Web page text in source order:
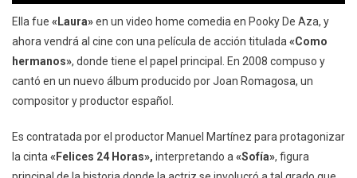
Ella fue «Laura»en un video home comedia en Pooky De Aza, y
ahora vendrá al cine con una película de acción titulada «Como
hermanos», donde tiene el papel principal. En 2008 compuso y
cantó en un nuevo álbum producido por Joan Romagosa, un
compositor y productor español.
Es contratada por el productor Manuel Martínez para protagonizar
la cinta «Felices 24 Horas», interpretando a «Sofía», figura